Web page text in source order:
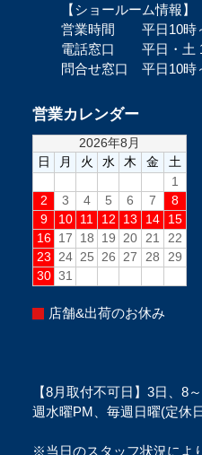
【ショールーム情報】
営業時間 平日10時
電話窓口 平日・土
問合せ窓口 平日10時
営業カレンダー
店舗&出荷のお休み
【8月取付不可日】3日、8
週水曜PM、毎週日曜(定休
※当日のスタッフ状況によ